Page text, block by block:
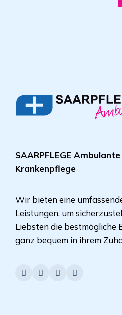
SAARPFLEGE
Krankenpflege
Wir bieten eine
Leistungen, um
Liebsten die bestmögliche
ganz bequem in ihrem